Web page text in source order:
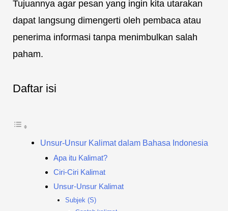
Tujuannya agar pesan yang ingin kita utarakan
dapat langsung dimengerti oleh pembaca atau
penerima informasi tanpa menimbulkan salah
paham.
Daftar isi
Unsur-Unsur Kalimat dalam Bahasa Indonesia
Apa itu Kalimat?
Ciri-Ciri Kalimat
Unsur-Unsur Kalimat
Subjek (S)